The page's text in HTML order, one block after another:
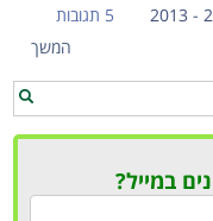
5 תגובות
המשך
במייל?